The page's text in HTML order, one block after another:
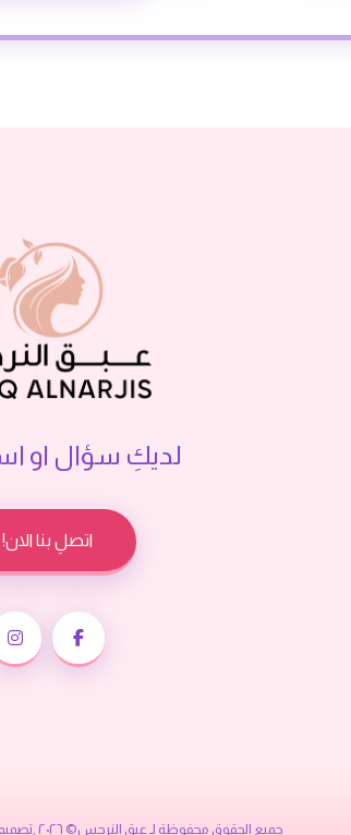
لديكِ سؤال او
اتصلِ بنا الان!
جميع الحقوق محفوظة لـ عبق النرجس© ٢٠٢٦ ,تصميم واستضافة شركة